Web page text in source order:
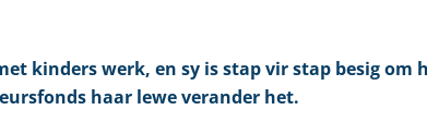
kinders werk, en sy is stap vir stap besig om
haar lewe verander het.